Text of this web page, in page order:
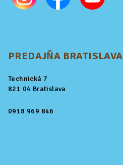
PREDAJŇA BRATISLAVA
Technická 7
821 04 Bratislava
0918 969 846